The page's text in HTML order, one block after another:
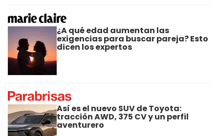
¿A qué edad aumentan las
exigencias para buscar pareja? Esto
dicen los expertos
Así es el nuevo SUV de Toyota:
tracción AWD, 375 CV y un perfil
aventurero